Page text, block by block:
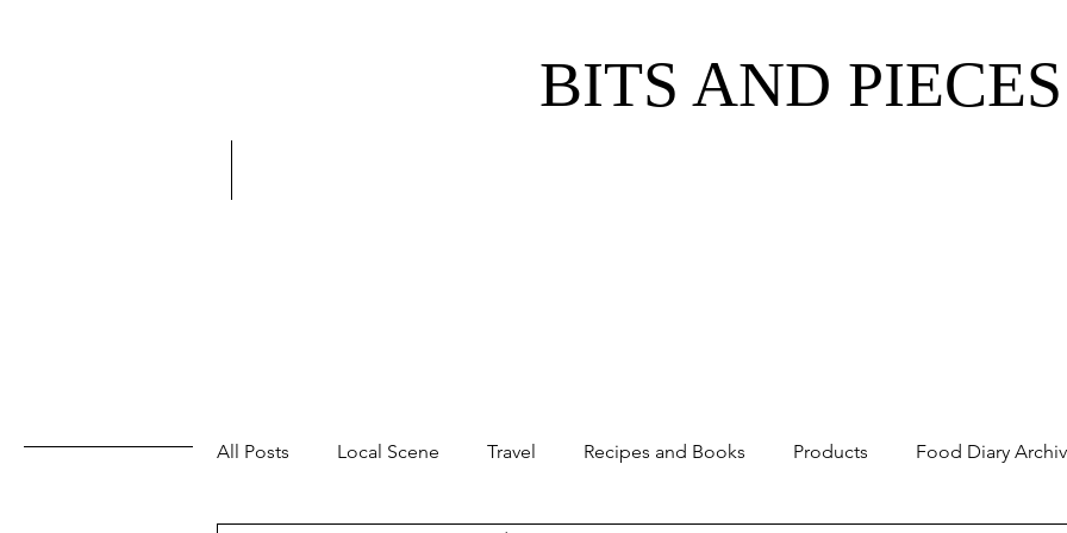
BITS AND PIECES
All Posts Local Scene Travel Recipes and Books Products Food Diary